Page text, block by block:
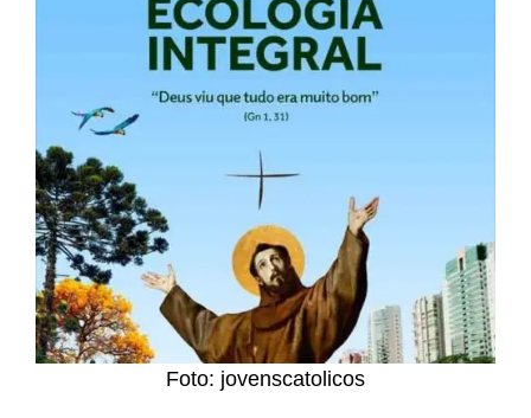
Foto: jovenscatolicos